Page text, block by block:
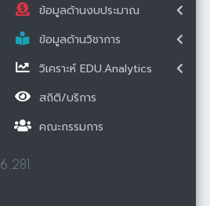
ข้อมูลด้านงบประมาณ
ข้อมูลด้านวิชาการ
วิเคราะห์ EDU.Analytics
สถิติ/บริการ
คณะกรรมการ
6.281